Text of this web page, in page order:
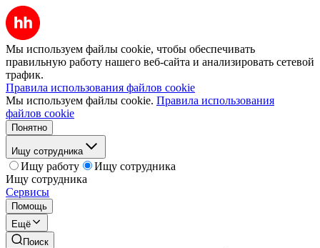
Мы используем файлы cookie, чтобы обеспечивать
правильную работу нашего веб-сайта и анализировать сетевой
трафик.
Правила использования файлов cookie
Мы используем файлы cookie. Правила использования
файлов cookie
Понятно
Ищу сотрудника
Ищу работу
Ищу сотрудника
Ищу сотрудника
Сервисы
Помощь
Ещё
Поиск